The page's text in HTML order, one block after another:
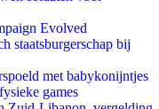
Evolved
staatsburgerschap bij
met babykonijntjes
games